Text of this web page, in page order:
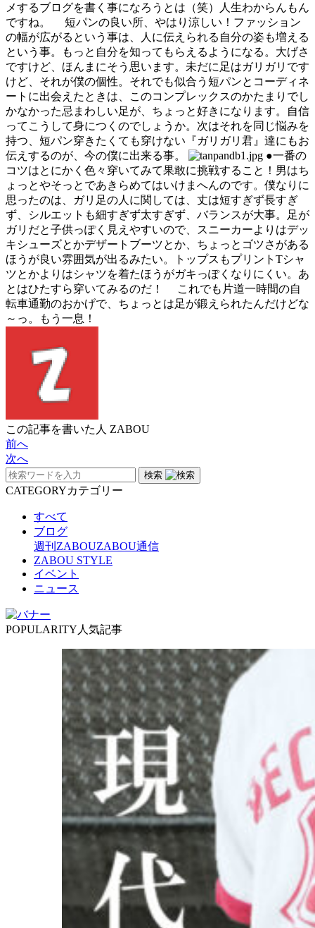
メするブログを書く事になろうとは（笑）人生わからんもん
ですね。 短パンの良い所、やはり涼しい！ファッション
の幅が広がるという事は、人に伝えられる自分の姿も増える
という事。もっと自分を知ってもらえるようになる。大げさ
ですけど、ほんまにそう思います。未だに足はガリガリです
けど、それが僕の個性。それでも似合う短パンとコーディネ
ートに出会えたときは、このコンプレックスのかたまりでし
かなかった忌まわしい足が、ちょっと好きになります。自信
ってこうして身につくのでしょうか。次はそれを同じ悩みを
持つ、短パン穿きたくても穿けない『ガリガリ君』達にもお
伝えするのが、今の僕に出来る事。
●一番の
コツはとにかく色々穿いてみて果敢に挑戦すること！男はち
ょっとやそっとであきらめてはいけまへんのです。僕なりに
思ったのは、ガリ足の人に関しては、丈は短すぎず長すぎ
ず、シルエットも細すぎず太すぎず、バランスが大事。足が
ガリだと子供っぽく見えやすいので、スニーカーよりはデッ
キシューズとかデザートブーツとか、ちょっとゴツさがある
ほうが良い雰囲気が出るみたい。トップスもプリントTシャ
ツとかよりはシャツを着たほうがガキっぽくなりにくい。あ
とはひたすら穿いてみるのだ！ これでも片道一時間の自
転車通勤のおかげで、ちょっとは足が鍛えられたんだけどな
～っ。もう一息！
この記事を書いた人 ZABOU
前へ
次へ
検索
CATEGORYカテゴリー
すべて
ブログ
週刊ZABOUZABOU通信
ZABOU STYLE
イベント
ニュース
POPULARITY 人気記事